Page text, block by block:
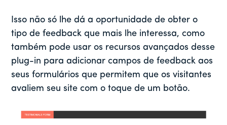
Isso não só lhe dá a oportunidade de obter o
tipo de feedback que mais lhe interessa, como
também pode usar os recursos avançados desse
plug-in para adicionar campos de feedback aos
seus formulários que permitem que os visitantes
avaliem seu site com o toque de um botão.